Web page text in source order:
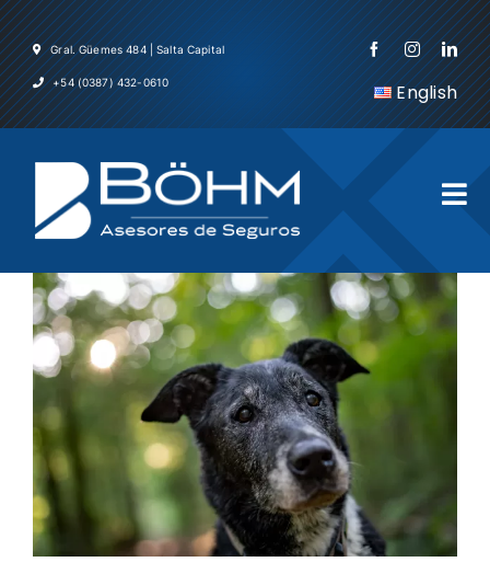
Skip
to
content
Gral. Güemes 484 | Salta Capital
+54 (0387) 432-0610 English
La